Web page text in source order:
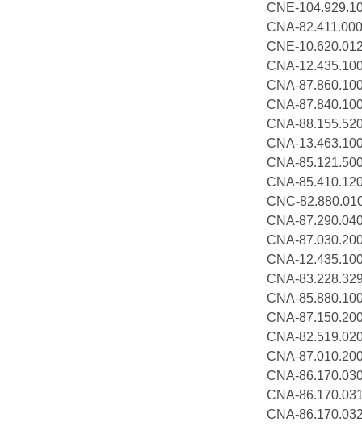
CNE-
CNA-
CNE-
CNA-
CNA-
CNA-
CNA-
CNA-
CNA-
CNA-
CNC-
CNA-
CNA-
CNA-
CNA-
CNA-
CNA-
CNA-
CNA-
CNA-
CNA-
CNA-